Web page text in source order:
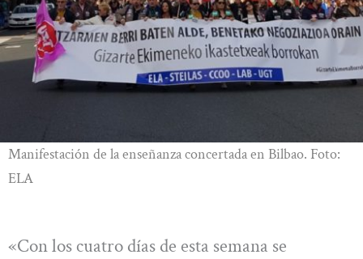
Manifestación de la enseñanza concertada en Bilbao. Foto:
ELA
«Con los cuatro días de esta semana se